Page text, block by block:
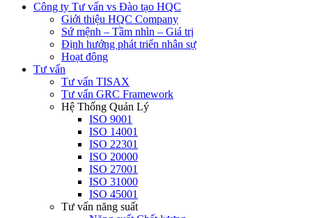
Công ty Tư vấn vs Đào tạo HQC
Giới thiệu HQC Company
Sứ mệnh – Tầm nhìn – Giá trị
Định hướng phát triển nhân sự
Hoạt động
Tư vấn
Tư vấn TISAX
Tư vấn GRC Framework
Hệ Thống Quản Lý
ISO 9001
ISO 14001
ISO 22301
ISO 20000
ISO 27001
ISO 31000
ISO 45001
Tư vấn năng suất